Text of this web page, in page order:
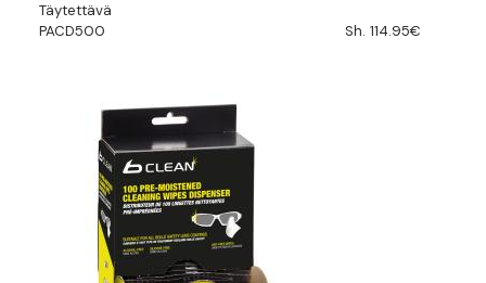
Täytettävä
PACD500
Sh. 114.95€